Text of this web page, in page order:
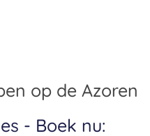
op de Azoren
- Boek nu: